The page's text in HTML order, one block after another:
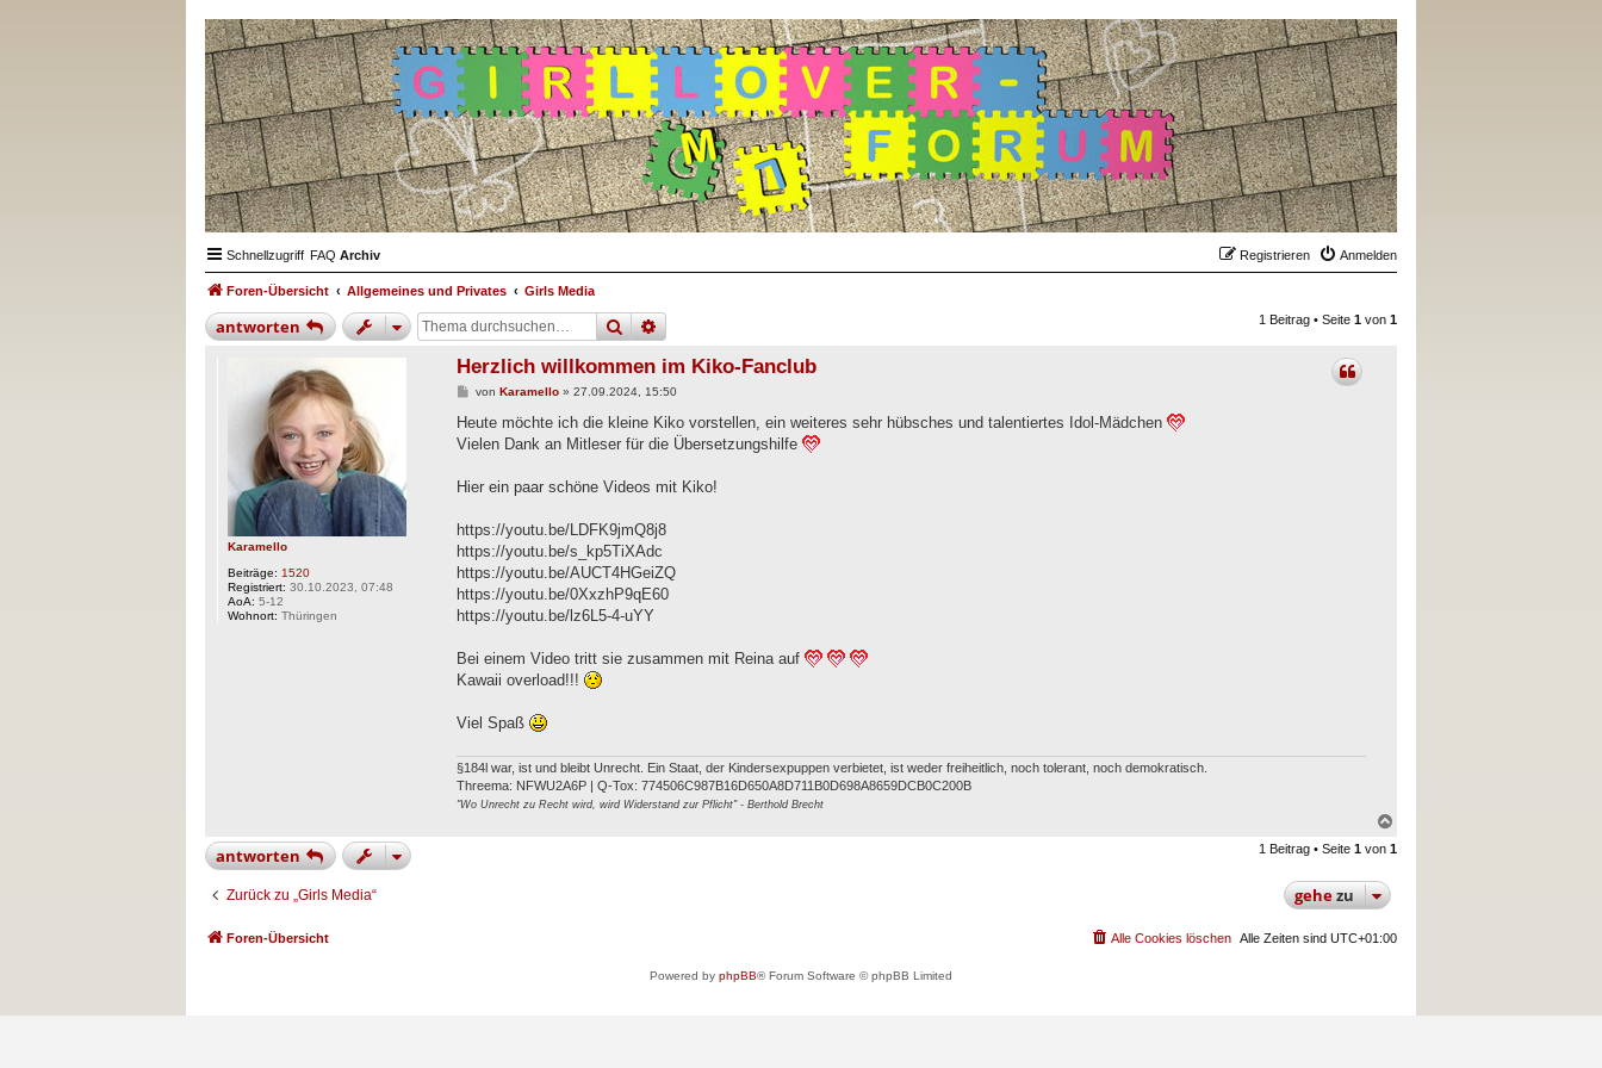
Schnellzugriff FAQ Archiv Anmelden
Registrieren
Foren-Übersicht Allgemeines und Privates Girls Media
antworten sucheerweiterte 1 Beitrag • Seite 1 von 1
Karamello
Beiträge: 1520
Registriert: 30.10.2023, 07:48
AoA: 5-12
Wohnort: Thüringen
Herzlich willkommen im Kiko-Fanclub
B
i
r
von Karamello» 27.09.2024, 15:50
Heute möchte ich die kleine Kiko vorstellen, ein weiteres sehr hübsches und talentiertes Idol-Mädchen
Vielen Dank an Mitleser für die Übersetzungshilfe
Hier ein paar schöne Videos mit Kiko!
https://youtu.be/LDFK9jmQ8j8
https://youtu.be/s_kp5TiXAdc
https://youtu.be/AUCT4HGeiZQ
https://youtu.be/0XxzhP9qE60
https://youtu.be/lz6L5-4-uYY
Bei einem Video tritt sie zusammen mit Reina auf
Kawaii overload!!!
Viel Spaß
§184l war, ist und bleibt Unrecht. Ein Staat, der Kindersexpuppen verbietet, ist weder freiheitlich, noch tolerant, noch demokratisch.
Threema: NFWU2A6P | Q-Tox: 774506C987B16D650A8D711B0D698A8659DCB0C200B
"Wo Unrecht zu Recht wird, wird Widerstand zur Pflicht" - Berthold Brecht
c
n
antworten 1 Beitrag • Seite 1 von 1
Zurück zu „Girls Media“ gehezu
Foren-Übersicht Alle Zeiten sind UTC+01:00
Alle Cookies löschen
Powered by phpBB® Forum Software © phpBB Limited